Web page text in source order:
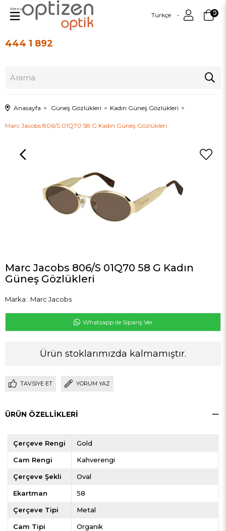
444 1 892
Türkçe 0
Menu
Anasayfa Güneş Gözlükleri Kadın Güneş Gözlükleri
Marc Jacobs 806/S 01Q70 58 G Kadın Güneş Gözlükleri
Marc Jacobs 806/S 01Q70 58 G Kadın
Güneş Gözlükleri
Marka : Marc Jacobs
Whatsapp ile Sipariş Ver
Ürün stoklarımızda kalmamıştır.
TAVSIYE ET YORUM YAZ
ÜRÜN ÖZELLIKLERI
Çerçeve Rengi Gold
Cam Rengi Kahverengi
Çerçeve Şekli Oval
Ekartman 58
Çerçeve Tipi Metal
Cam Tipi Organik